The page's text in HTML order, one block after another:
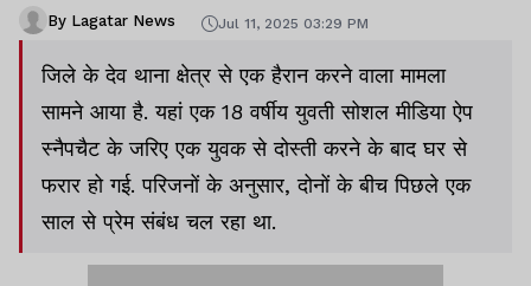
By Lagatar News Jul 11, 2025 03:29 PM
जिले के देव थाना क्षेत्र से एक हैरान करने वाला मामला
सामने आया है. यहां एक 18 वर्षीय युवती सोशल मीडिया ऐप
स्नैपचैट के जरिए एक युवक से दोस्ती करने के बाद घर से
फरार हो गई. परिजनों के अनुसार, दोनों के बीच पिछले एक
साल से प्रेम संबंध चल रहा था.